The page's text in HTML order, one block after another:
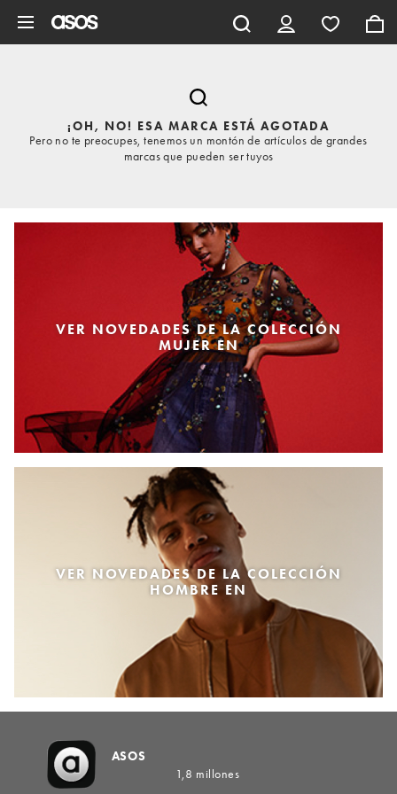
¡OH, NO! ESA MARCA ESTÁ AGOTADA
Pero no te preocupes, tenemos un montón de artículos de grandes
marcas que pueden ser tuyos
VER NOVEDADES DE LA COLECCIÓN
MUJER EN
VER NOVEDADES DE LA COLECCIÓN
HOMBRE EN
ASOS
1,8 millones